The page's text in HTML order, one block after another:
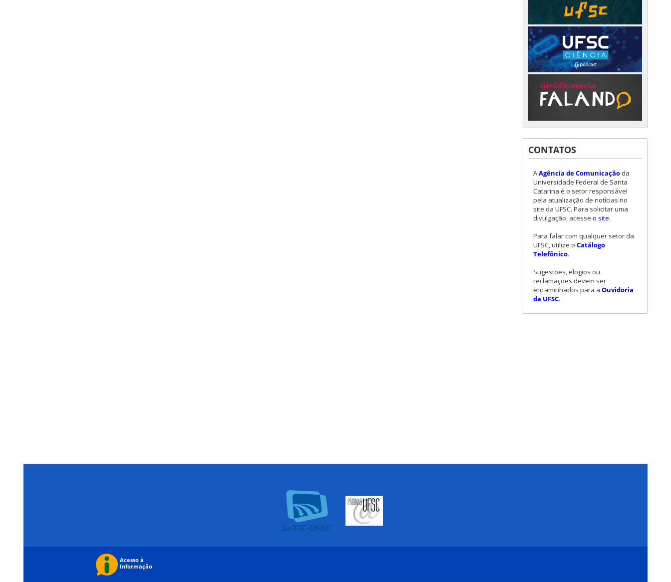
CONTATOS
AAgência de Comunicação da
Universidade Federal de Santa
Catarina é o setor responsável
pela atualização de notícias no
site da UFSC. Para solicitar uma
divulgação, acesse o site.
Para falar com qualquer setor da
UFSC, utilize o Catálogo
Telefônico.
Sugestões, elogios ou
reclamações devem ser
encaminhados para a Ouvidoria
da UFSC.